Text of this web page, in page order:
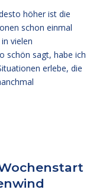
höher ist die
schon einmal
vielen
schön sagt, habe ich
erlebe, die